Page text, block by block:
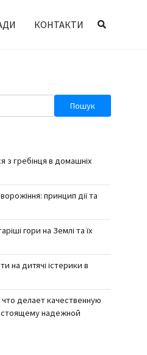
КОНТАКТИ
Пошук
з гребінця в домашніх
принцип дії та
гори на Землі та їх
на дитячі істерики в
делает качественную
надежной